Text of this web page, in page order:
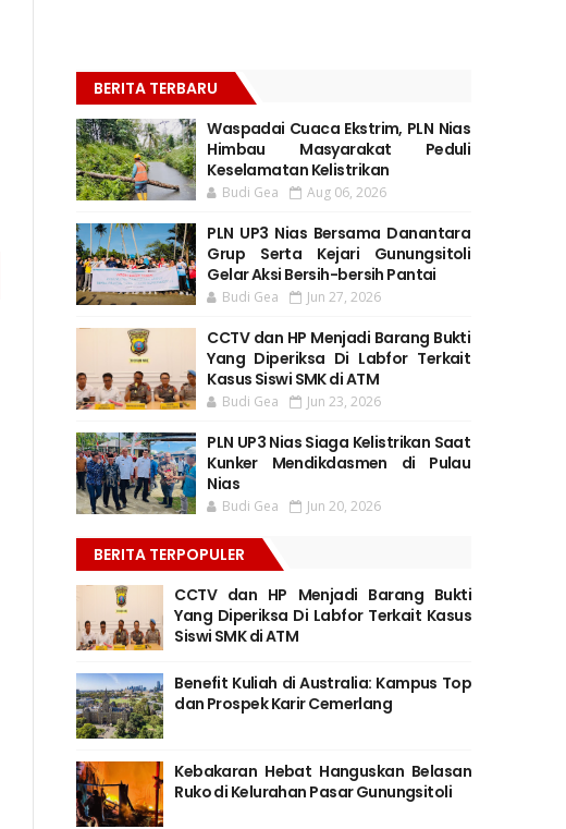
BERITA TERBARU
Waspadai Cuaca Ekstrim, PLN Nias
Himbau Masyarakat Peduli
Keselamatan Kelistrikan
Budi Gea Aug 06, 2026
PLN UP3 Nias Bersama Danantara
Grup Serta Kejari Gunungsitoli
Gelar Aksi Bersih-bersih Pantai
Budi Gea Jun 27, 2026
CCTV dan HP Menjadi Barang Bukti
Yang Diperiksa Di Labfor Terkait
Kasus Siswi SMK di ATM
Budi Gea Jun 23, 2026
PLN UP3 Nias Siaga Kelistrikan Saat
Kunker Mendikdasmen di Pulau
Nias
Budi Gea Jun 20, 2026
BERITA TERPOPULER
CCTV dan HP Menjadi Barang Bukti
Yang Diperiksa Di Labfor Terkait Kasus
Siswi SMK di ATM
Benefit Kuliah di Australia: Kampus Top
dan Prospek Karir Cemerlang
Kebakaran Hebat Hanguskan Belasan
Ruko di Kelurahan Pasar Gunungsitoli